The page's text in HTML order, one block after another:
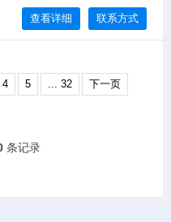
查看详细 联系方式
4 5 ... 32
下一页
条记录